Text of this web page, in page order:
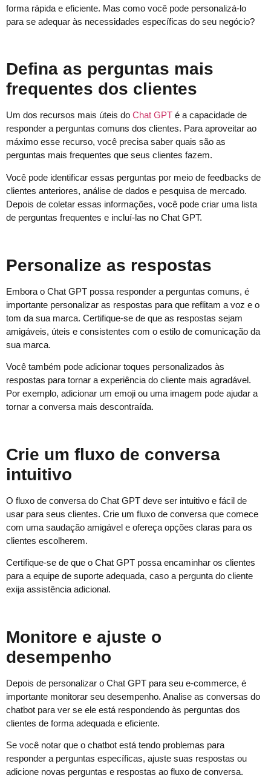
forma rápida e eficiente. Mas como você pode personalizá-lo
para se adequar às necessidades específicas do seu negócio?
Defina as perguntas mais
frequentes dos clientes
Um dos recursos mais úteis do Chat GPT é a capacidade de
responder a perguntas comuns dos clientes. Para aproveitar ao
máximo esse recurso, você precisa saber quais são as
perguntas mais frequentes que seus clientes fazem.
Você pode identificar essas perguntas por meio de feedbacks de
clientes anteriores, análise de dados e pesquisa de mercado.
Depois de coletar essas informações, você pode criar uma lista
de perguntas frequentes e incluí-las no Chat GPT.
Personalize as respostas
Embora o Chat GPT possa responder a perguntas comuns, é
importante personalizar as respostas para que reflitam a voz e o
tom da sua marca. Certifique-se de que as respostas sejam
amigáveis, úteis e consistentes com o estilo de comunicação da
sua marca.
Você também pode adicionar toques personalizados às
respostas para tornar a experiência do cliente mais agradável.
Por exemplo, adicionar um emoji ou uma imagem pode ajudar a
tornar a conversa mais descontraída.
Crie um fluxo de conversa
intuitivo
O fluxo de conversa do Chat GPT deve ser intuitivo e fácil de
usar para seus clientes. Crie um fluxo de conversa que comece
com uma saudação amigável e ofereça opções claras para os
clientes escolherem.
Certifique-se de que o Chat GPT possa encaminhar os clientes
para a equipe de suporte adequada, caso a pergunta do cliente
exija assistência adicional.
Monitore e ajuste o
desempenho
Depois de personalizar o Chat GPT para seu e-commerce, é
importante monitorar seu desempenho. Analise as conversas do
chatbot para ver se ele está respondendo às perguntas dos
clientes de forma adequada e eficiente.
Se você notar que o chatbot está tendo problemas para
responder a perguntas específicas, ajuste suas respostas ou
adicione novas perguntas e respostas ao fluxo de conversa.